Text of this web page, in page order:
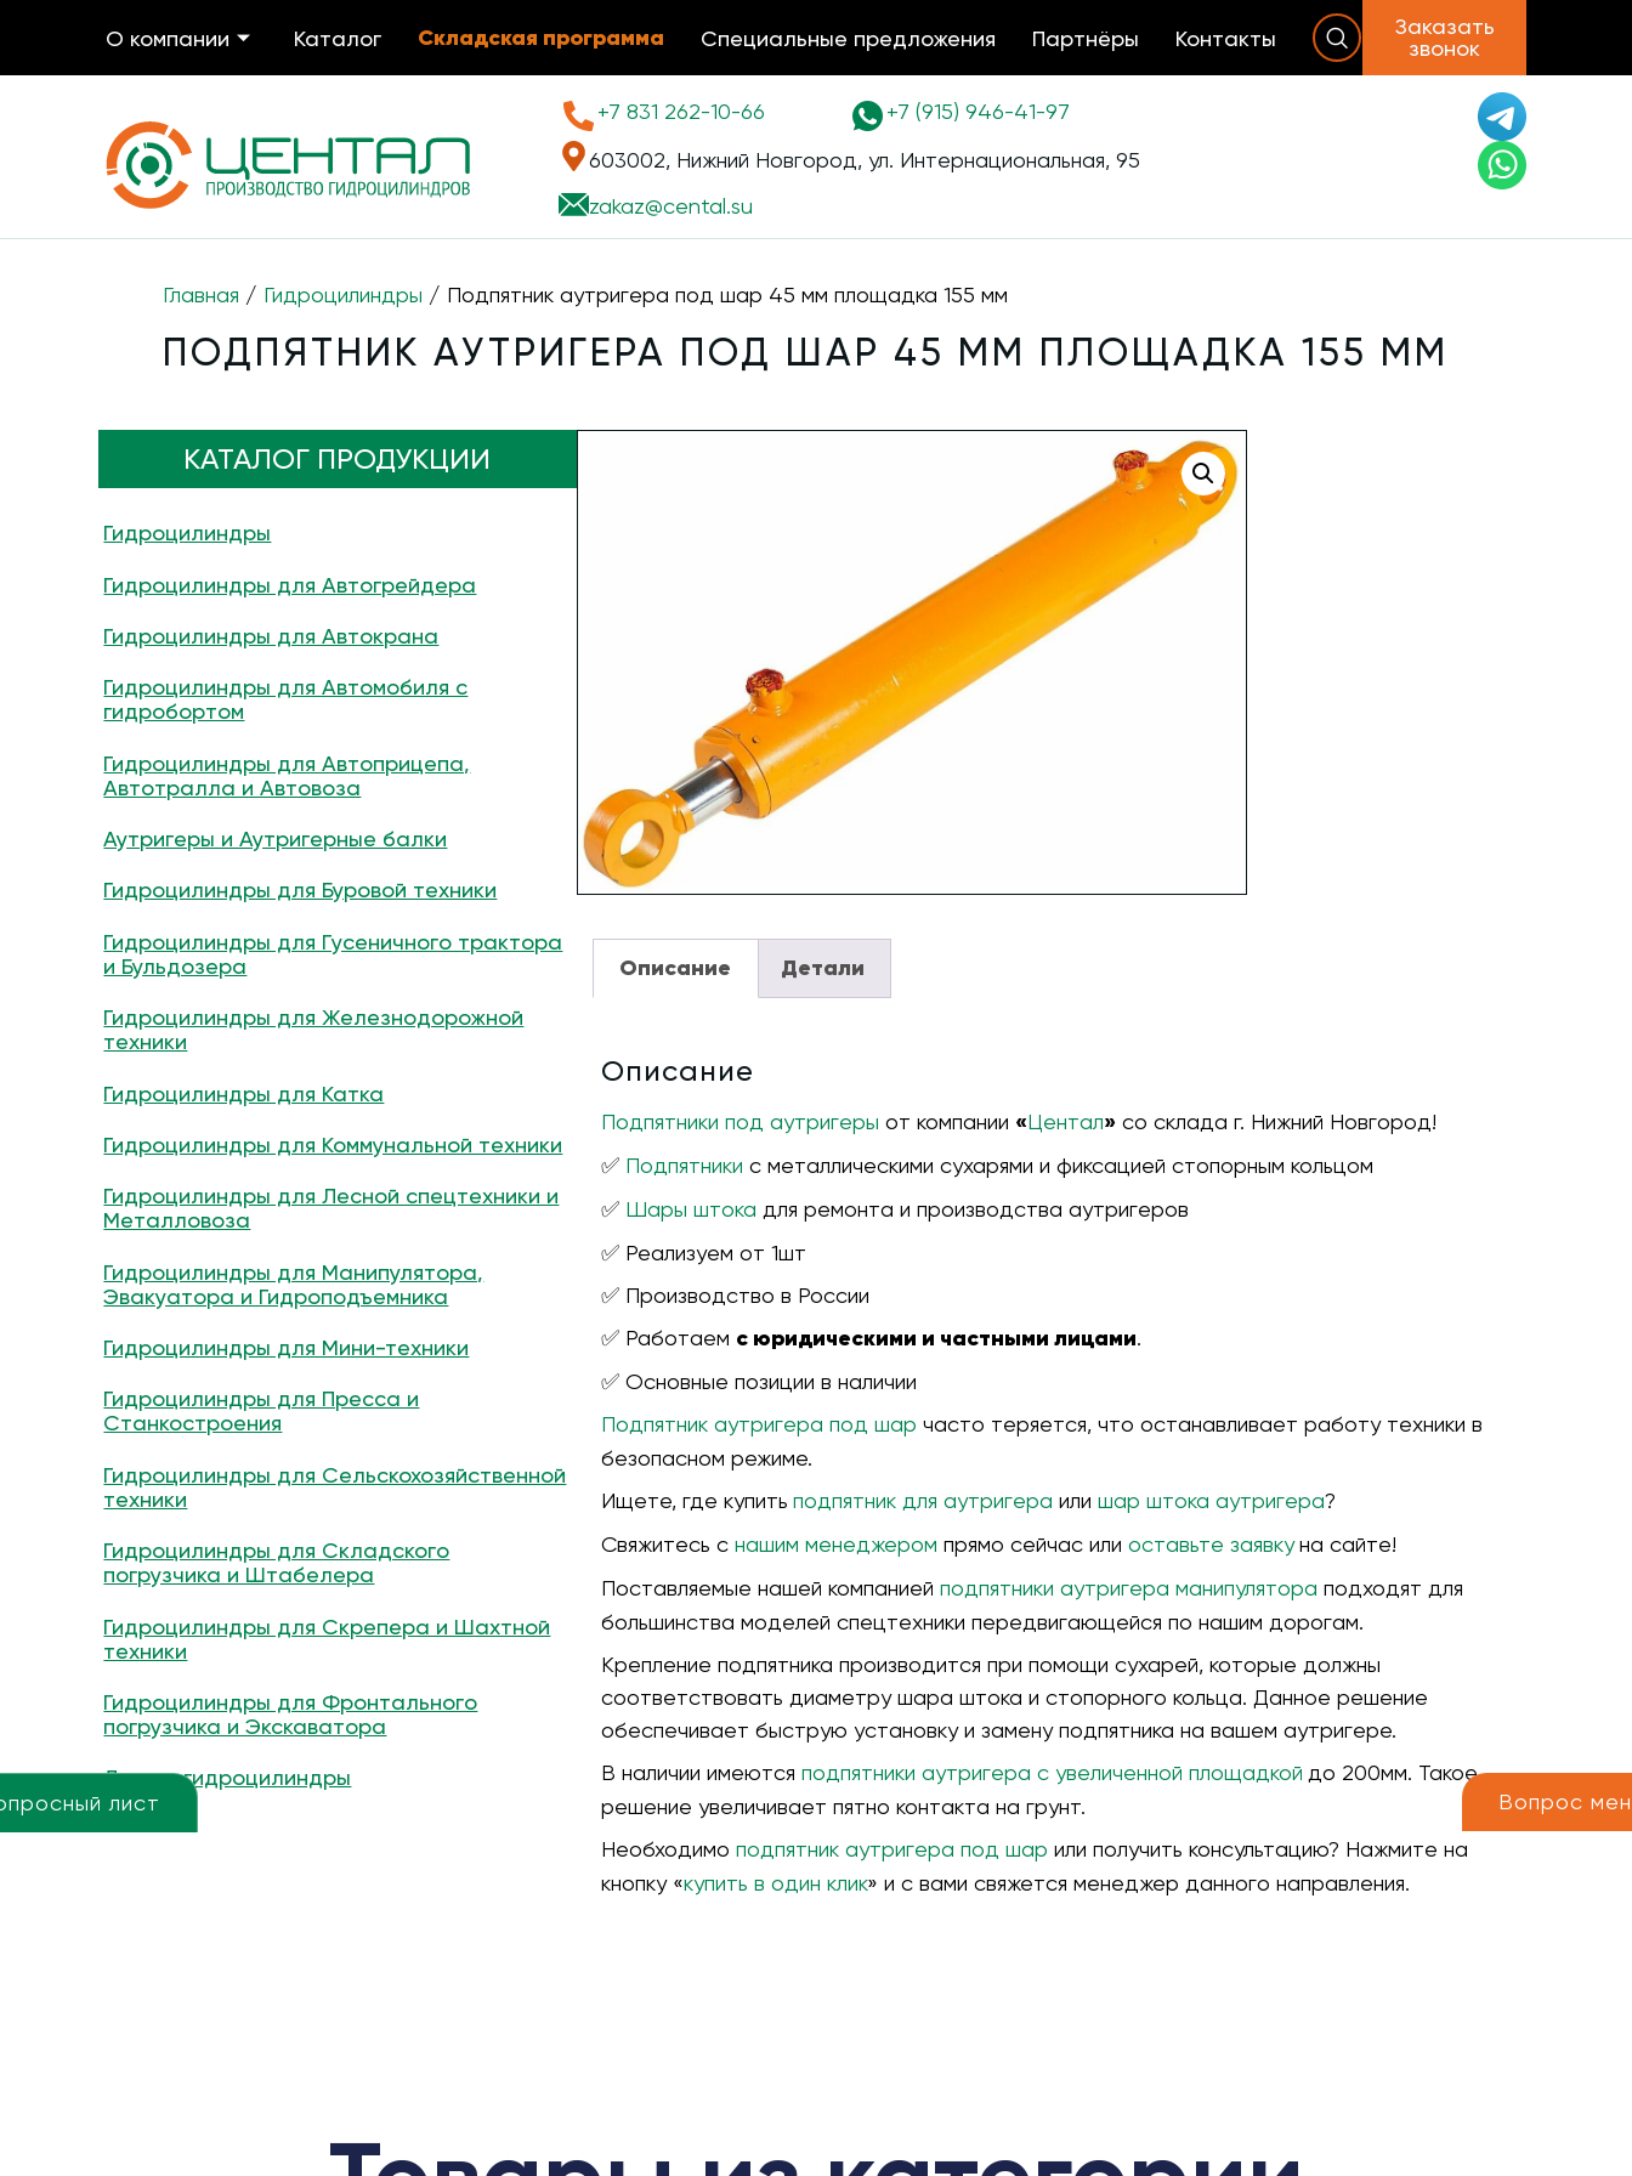
О компании Каталог Складская программа Специальные предложения Партнёры Контакты
Заказать
звонок
+7 831 262-10-66
+7 (915) 946-41-97
603002, Нижний Новгород, ул. Интернациональная, 95
zakaz@cental.su
Вопрос
лист
Главная / Гидроцилиндры / Подпятник аутригера под шар 45 мм площадка 155 мм
ПОДПЯТНИК АУТРИГЕРА ПОД ШАР 45 ММ ПЛОЩАДКА 155 ММ
КАТАЛОГ ПРОДУКЦИИ
Гидроцилиндры
Гидроцилиндры для Автогрейдера
Гидроцилиндры для Автокрана
Гидроцилиндры для Автомобиля с
гидробортом
Гидроцилиндры для Автоприцепа,
Автотралла и Автовоза
Аутригеры и Аутригерные балки
Гидроцилиндры для Буровой техники
Гидроцилиндры для Гусеничного трактора
и Бульдозера
Гидроцилиндры для Железнодорожной
техники
Гидроцилиндры для Катка
Гидроцилиндры для Коммунальной техники
Гидроцилиндры для Лесной спецтехники и
Металловоза
Гидроцилиндры для Манипулятора,
Эвакуатора и Гидроподъемника
Гидроцилиндры для Мини-техники
Гидроцилиндры для Пресса и
Станкостроения
Гидроцилиндры для Сельскохозяйственной
техники
Гидроцилиндры для Складского
погрузчика и Штабелера
Гидроцилиндры для Скрепера и Шахтной
техники
Гидроцилиндры для Фронтального
погрузчика и Экскаватора
Другие гидроцилиндры
Описание Детали
Описание
Подпятники под аутригеры от компании «Центал»со склада г. Нижний Новгород!
✅ Подпятники с металлическими сухарями и фиксацией стопорным кольцом
✅ Шары штока для ремонта и производства аутригеров
✅ Реализуем от 1шт
✅ Производство в России
✅ Работаем с юридическими и частными лицами.
✅ Основные позиции в наличии
Подпятник аутригера под шар часто теряется, что останавливает работу техники в
безопасном режиме.
Ищете, где купить подпятник для аутригера или шар штока аутригера?
Свяжитесь с нашим менеджером прямо сейчас или оставьте заявкуна сайте!
Поставляемые нашей компанией подпятники аутригера манипулятора подходят для
большинства моделей спецтехники передвигающейся по нашим дорогам.
Крепление подпятника производится при помощи сухарей, которые должны
соответствовать диаметру шара штока и стопорного кольца. Данное решение
обеспечивает быструю установку и замену подпятника на вашем аутригере.
В наличии имеются подпятники аутригера с увеличенной площадкой до 200мм. Такое
решение увеличивает пятно контакта на грунт.
Необходимо подпятник аутригера под шар или получить консультацию? Нажмите на
кнопку «купить в один клик» и с вами свяжется менеджер данного направления.